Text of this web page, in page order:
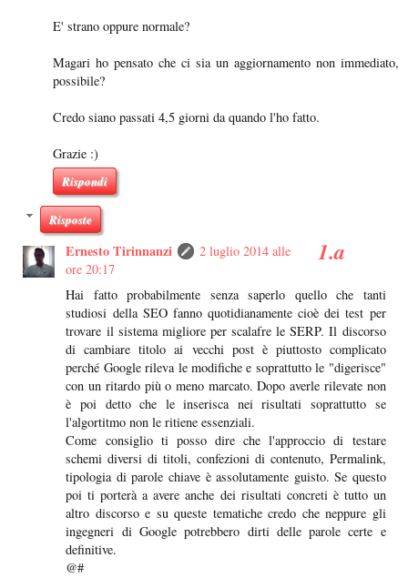
E' strano oppure normale?
Magari ho pensato che ci sia un aggiornamento non immediato,
possibile?
Credo siano passati 4,5 giorni da quando l'ho fatto.
Grazie :)
Rispondi
Risposte
Ernesto Tirinnanzi
2 luglio 2014 alle
ore 20:17
Hai fatto probabilmente senza saperlo quello che tanti
studiosi della SEO fanno quotidianamente cioè dei test per
trovare il sistema migliore per scalafre le SERP. Il discorso
di cambiare titolo ai vecchi post è piuttosto complicato
perché Google rileva le modifiche e soprattutto le "digerisce"
con un ritardo più o meno marcato. Dopo averle rilevate non
è poi detto che le inserisca nei risultati soprattutto se
l'algortitmo non le ritiene essenziali.
Come consiglio ti posso dire che l'approccio di testare
schemi diversi di titoli, confezioni di contenuto, Permalink,
tipologia di parole chiave è assolutamente guisto. Se questo
poi ti porterà a avere anche dei risultati concreti è tutto un
altro discorso e su queste tematiche credo che neppure gli
ingegneri di Google potrebbero dirti delle parole certe e
definitive.
@#